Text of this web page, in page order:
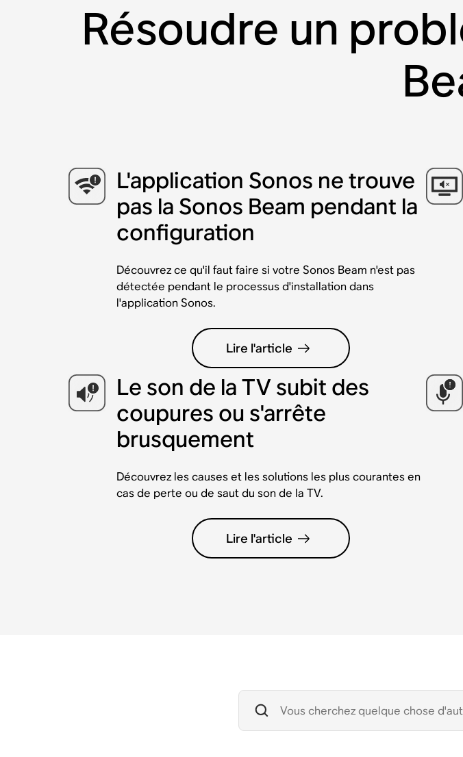
Résoudre un
L'application Sonos ne trouve
pas la Sonos Beam pendant la
configuration
Découvrez ce qu'il faut faire si votre Sonos Beam n'est pas
détectée pendant le processus d'installation dans
l'application Sonos.
Lire l'article
Le son de la TV subit des
coupures ou s'arrête
brusquement
Découvrez les causes et les solutions les plus courantes en
cas de perte ou de saut du son de la TV.
Lire l'article